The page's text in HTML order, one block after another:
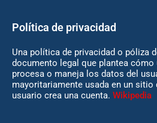
Política de privacidad
Una política de privacidad o póliza
documento legal que plantea cómo
procesa o maneja los datos del
mayoritariamente usada en un sitio
usuario crea una cuenta. Wikipedia